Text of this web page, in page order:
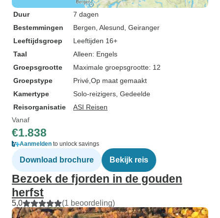
Duur
7 dagen
Bestemmingen
Bergen , Alesund , Geiranger
Leeftijdsgroep
Leeftijden 16+
Taal
Alleen: Engels
Groepsgrootte
Maximale groepsgrootte: 12
Groepstype
Privé Op maat gemaakt
Kamertype
Solo-reizigers, Gedeelde
Reisorganisatie
ASI Reisen
Vanaf
€1.838
Aanmelden to unlock savings
Download brochure Bekijk reis
Bezoek de fjorden in de gouden
herfst
5,0 (1 beoordeling)